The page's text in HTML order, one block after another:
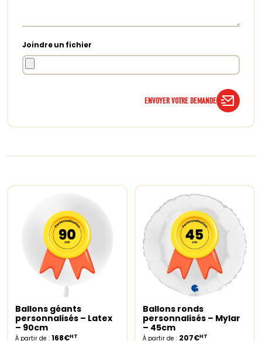
Joindre un fichier
ENVOYER VOTRE DEMANDE
Select options
Ballons géants
personnalisés – Latex
– 90cm
À partir de : 168€HT
Select options
Ballons ronds
personnalisés – Mylar
– 45cm
À partir de : 207€HT